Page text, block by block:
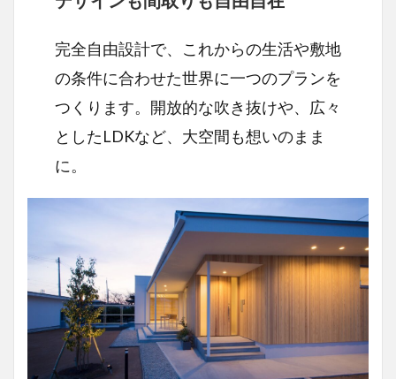
完全自由設計で、これからの生活や敷地
の条件に合わせた世界に一つのプランを
つくります。開放的な吹き抜けや、広々
としたLDKなど、大空間も想いのまま
に。